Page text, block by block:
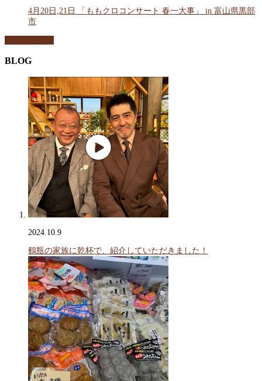
4月20日,21日 「ももクロコンサート 春一大事」 in 富山県黒部
市
BLOG
2024.10.9
鶴瓶の家族に乾杯で、紹介していただきました！